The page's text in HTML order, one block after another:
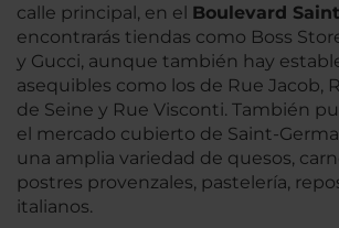
calle principal, en el Boulevard
encontrarás tiendas como Boss
y Gucci, aunque también hay
asequibles como los de Rue Jacob,
de Seine y Rue Visconti. También
el mercado cubierto de Saint-
una amplia variedad de quesos,
postres provenzales, pastelería,
italianos.